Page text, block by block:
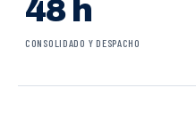
48 h
CONSOLIDADO Y DESPACHO